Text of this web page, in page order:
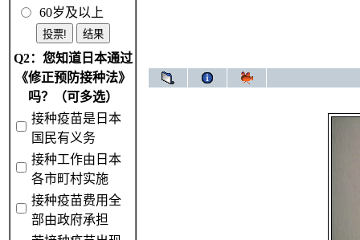
60岁及以上
Q2：您知道日本通过
《修正预防接种法》
吗？（可多选）
接种疫苗是日本
国民有义务
接种工作由日本
各市町村实施
接种疫苗费用全
部由政府承担